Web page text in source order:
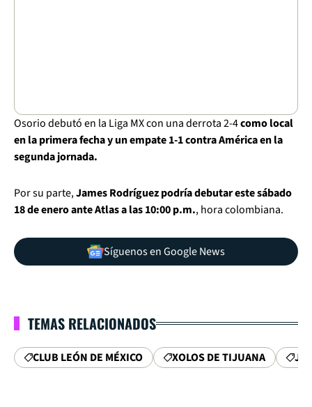
Osorio debutó en la Liga MX con una derrota 2-4como local
en la primera fecha y un empate 1-1 contra América en la
segunda jornada.
Por su parte,James Rodríguez podría debutar este sábado
18 de enero ante Atlas a las 10:00 p.m., hora colombiana.
Síguenos en Google News
TEMAS RELACIONADOS
CLUB LEÓN DE MÉXICO XOLOS DE TIJUANA